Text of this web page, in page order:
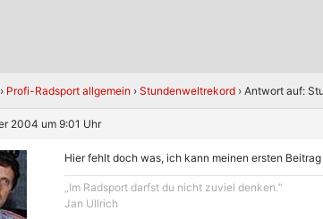
› Profi-Radsport allgemein › Stundenweltrekord › Antwort auf:
2004 um 9:01 Uhr
Hier fehlt doch was, ich kann meinen ersten
„Im Radsport darfst du nicht zuviel denken.“
Jan Ullrich